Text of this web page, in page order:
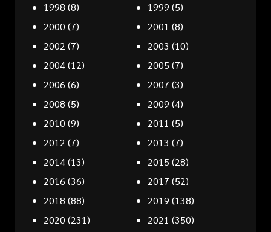
1998 (8) 1999 (5)
2000 (7) 2001 (8)
2002 (7) 2003 (10)
2004(12) 2005 (7)
2006 (6) 2007 (3)
2008 (5) 2009 (4)
2010 (9) 2011 (5)
2012 (7) 2013 (7)
2014(13) 2015 (28)
2016 (36) 2017 (52)
2018 (88) 2019 (138)
2020 (231) 2021 (350)